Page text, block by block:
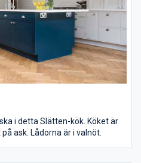
i detta Slätten-kök. Köket är
ask. Lådorna är i valnöt.